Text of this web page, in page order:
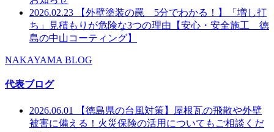
2026.02.23
【外壁塗装の罠 5分でわかる！】「増し打
ち」見積もりが危険な3つの理由【安心・安全施工 徳
島の中山コーティング】
NAKAYAMA BLOG
代表ブログ
2026.06.01
【徳島県の台風対策】屋根瓦の飛散や外壁
被害に備える！火災保険の活用についてもご相談くだ